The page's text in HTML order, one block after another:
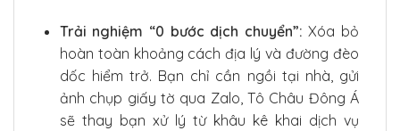
Trải nghiệm “0 bước dịch chuyển”: Xóa bỏ
hoàn toàn khoảng cách địa lý và đường đèo
dốc hiểm trở. Bạn chỉ cần ngồi tại nhà, gửi
ảnh chụp giấy tờ qua Zalo, Tô Châu Đông Á
sẽ thay bạn xử lý từ khâu kê khai dịch vụ